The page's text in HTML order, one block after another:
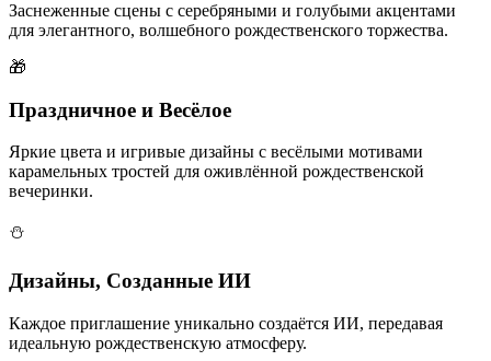
Заснеженные сцены с серебряными и голубыми акцентами
для элегантного, волшебного рождественского торжества.
🎁
Праздничное и Весёлое
Яркие цвета и игривые дизайны с весёлыми мотивами
карамельных тростей для оживлённой рождественской
вечеринки.
⛄
Дизайны, Созданные ИИ
Каждое приглашение уникально создаётся ИИ, передавая
идеальную рождественскую атмосферу.